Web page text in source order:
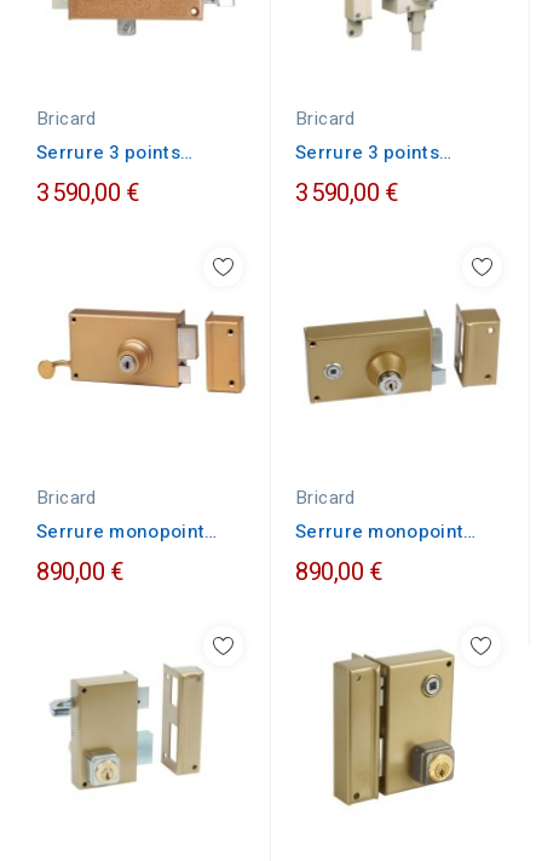
Bricard
Serrure 3 points
Bricard horizontale
tirage
3 590,00 €
Bricard
Serrure 3 points
Bricard verticale
fouillot
3 590,00 €
Bricard
Serrure monopoint
Bricard BLOCTOUT...
890,00 €
Bricard
Serrure monopoint
Bricard BLOCTOUT...
890,00 €